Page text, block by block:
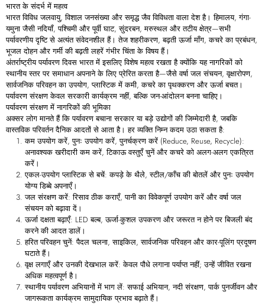
भारतकेसंदर्भमेंमहत्व
भारत विविध जलवायु, विशाल जनसंख्या और समृद्ध जैव विविधता वाला देश है। हिमालय, गंगा-
यमुना जैसी नदियाँ, पश्चिमी और पूर्वी घाट, सुंदरबन, मरुस्थल और तटीय क्षेत्र—सभी
पर्यावरणीय दृष्टि से अत्यंत संवेदनशील हैं। तेज शहरीकरण, बढ़ती ऊर्जा माँग, कचरे का प्रबंधन,
भूजल दोहन और गर्मी की बढ़ती लहरें गंभीर चिंता के विषय हैं।
अंतर्राष्ट्रीय पर्यावरण दिवस भारत में इसलिए विशेष महत्व रखता है क्योंकि यह नागरिकों को
स्थानीय स्तर पर समाधान अपनाने के लिए प्रेरित करता है—जैसे वर्षा जल संचयन, वृक्षारोपण,
सार्वजनिक परिवहन का उपयोग, प्लास्टिक में कमी, कचरे का पृथक्करण और ऊर्जा बचत।
पर्यावरण संरक्षण केवल सरकारी कार्यक्रम नहीं, बल्कि जन-आंदोलन बनना चाहिए।
पर्यावरणसंरक्षणमेंनागरिकोंकी भूमिका
अक्सर लोग मानते हैं कि पर्यावरण बचाना सरकार या बड़े उद्योगों की जिम्मेदारी है, जबकि
वास्तविक परिवर्तन दैनिक आदतों से आता है। हर व्यक्ति निम्न कदम उठा सकता है:
कम उपयोग करें, पुनः उपयोग करें, पुनर्चक्रण करें (Reduce, Reuse, Recycle):
अनावश्यक खरीदारी कम करें, टिकाऊ वस्तुएँ चुनें और कचरे को अलग-अलग एकत्रित
करें।
एकल-उपयोग प्लास्टिक से बचें: कपड़े के थैले, स्टील/काँच की बोतलें और पुनः उपयोग
योग्य डिब्बे अपनाएँ।
जल संरक्षण करें: रिसाव ठीक कराएँ, पानी का विवेकपूर्ण उपयोग करें और वर्षा जल
संचयन को बढ़ावा दें।
ऊर्जा दक्षता बढ़ाएँ: LED बल्ब, ऊर्जा-कुशल उपकरण और जरूरत न होने पर बिजली बंद
करने की आदत डालें।
हरित परिवहन चुनें: पैदल चलना, साइकिल, सार्वजनिक परिवहन और कार-पूलिंग प्रदूषण
घटाते हैं।
वृक्ष लगाएँ और उनकी देखभाल करें: केवल पौधे लगाना पर्याप्त नहीं; उन्हें जीवित रखना
अधिक महत्वपूर्ण है।
स्थानीय पर्यावरण अभियानों में भाग लें: सफाई अभियान, नदी संरक्षण, पार्क पुनर्जीवन और
जागरूकता कार्यक्रम सामुदायिक प्रभाव बढ़ाते हैं।